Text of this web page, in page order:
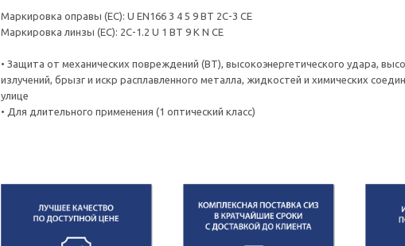
Маркировка оправы (ЕС): U EN166 3 4 5 9 BT 2C-3 CE
Маркировка линзы (ЕС): 2C-1.2 U 1 BT 9 K N CE
• Защита от механических повреждений (BТ), высокоэнергетического удара,
излучений, брызг и искр расплавленного металла, жидкостей и химических
улице
• Для длительного применения (1 оптический класс)